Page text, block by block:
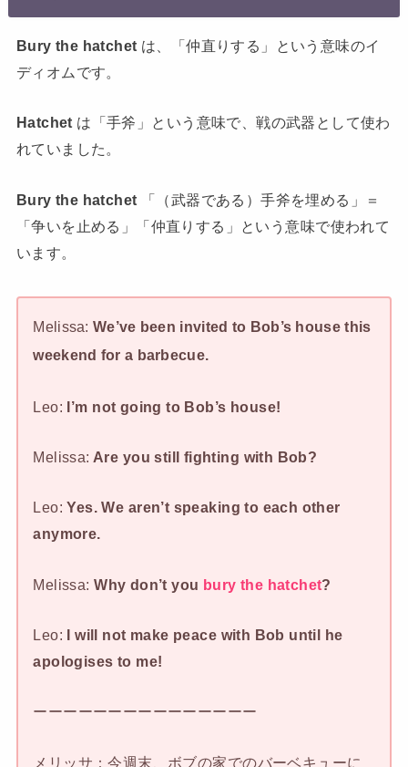
Bury the hatchet は、「仲直りする」という意味のイ
ディオムです。
Hatchet は「手斧」という意味で、戦の武器として使わ
れていました。
Bury the hatchet
「（武器である）手斧を埋める」＝
「争いを止める」「仲直りする」という意味で使われて
います。
Melissa:We’ve been invited to Bob’s house this
weekend for a barbecue.
Leo: I’m not going to Bob’s house!
Melissa: Are you still fighting with Bob?
Leo:Yes. We aren’t speaking to each other
anymore.
Melissa:Why don’t you bury the hatchet?
Leo: I will not make peace with Bob until he
apologises to me!
ーーーーーーーーーーーーーーー
メリッサ：今週末、ボブの家でのバーベキューに